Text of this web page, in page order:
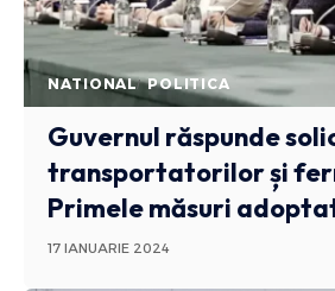
NATIONAL POLITICA
Guvernul răspunde
transportatorilor și
Primele măsuri
17 IANUARIE 2024